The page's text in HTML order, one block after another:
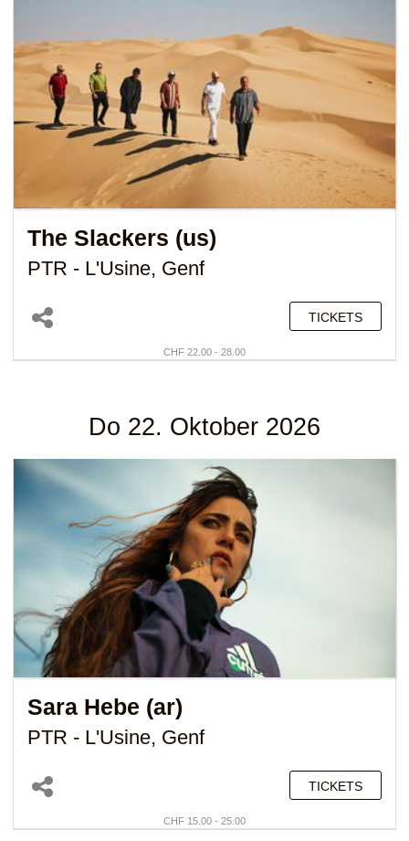
The Slackers (us)
PTR - L'Usine, Genf
TICKETS
CHF 22.00 - 28.00
Do 22. Oktober 2026
Sara Hebe (ar)
PTR - L'Usine, Genf
TICKETS
CHF 15.00 - 25.00